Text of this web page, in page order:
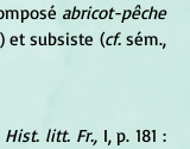
abricot-pêche
et subsiste (cf. sém.,
Hist. litt. Fr., I, p. 181 :